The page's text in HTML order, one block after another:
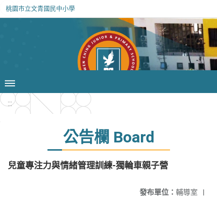
桃園市立文青國民中小學
:::
公告欄 Board
兒童專注力與情緒管理訓練-獨輪車親子營
發布單位： 輔導室 |